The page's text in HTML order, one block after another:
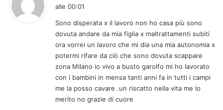
e
t
t
o
alle 00:01
Sono disperata x il lavoro non ho casa più sono
dovuta andare da mia figlia x maltrattamenti subiti
ora vorrei un lavoro che mi dia una mia autonomia x
potermi rifare da ciò che sono dovuta scappare
zona Milano io vivo a busto garolfo mi ho lavorato
con i bambini in mensa tanti anni fa in tutti i campi
me la posso cavare .un riscatto nella vita me lo
merito no grazie di cuore